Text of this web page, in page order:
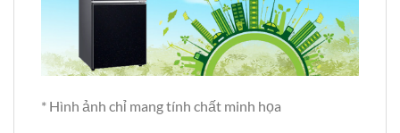
* Hình ảnh chỉ mang tính chất minh họa